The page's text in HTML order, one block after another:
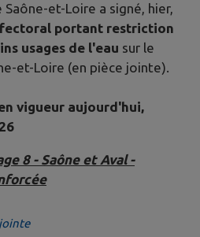
et-Loire a signé, hier,
portant restriction
usages de l'eau sur le
et-Loire (en pièce jointe).
vigueur aujourd'hui,
8 - Saône et Aval -